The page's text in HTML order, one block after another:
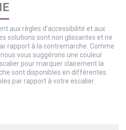
aux règles d’accessibilité et aux
solutions sont non glissantes et ne
rapport à la contremarche. Comme
vous suggérons une couleur
pour marquer clairement la
sont disponibles en différentes
par rapport à votre escalier.